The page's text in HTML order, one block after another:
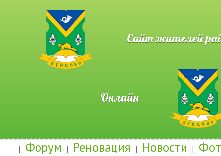
Сайт жителей
Онлайн
|_ Форум _|_ Реновация _|_ Новости _|_